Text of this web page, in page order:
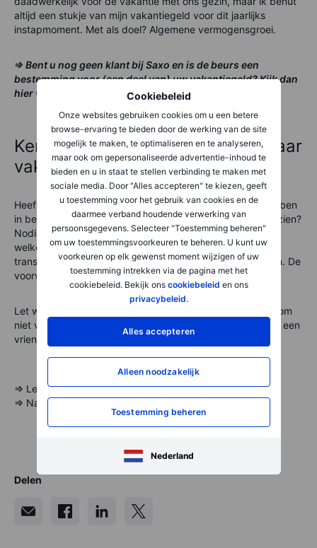
Cookiebeleid
Onze websites gebruiken cookies om u een betere
browse-ervaring te bieden door de werking van de site
mogelijk te maken, te optimaliseren en te analyseren,
maar ook om gepersonaliseerde advertentie-inhoud te
bieden en u in staat te stellen verbinding te maken met
sociale media. Door "Alles accepteren" te kiezen, geeft
u toestemming voor het gebruik van cookies en de
daarmee verband houdende verwerking van
persoonsgegevens. Selecteer "Toestemming beheren"
om uw toestemmingsvoorkeuren te beheren. U kunt uw
voorkeuren op elk gewenst moment wijzigen of uw
toestemming intrekken via de pagina met het
cookiebeleid. Bekijk ons cookiebeleid en ons
privacybeleid.
Alles accepteren
Alleen noodzakelijk
Toestemming beheren
Nederland
altijd een stukje van mijn vakantiegeld voor dit jaarlijks
instapmoment. Met als doel? Algemene vermogensgroei.
=> Bent u nog geen klant bij Saxo en is de beurs een
bestemming voor (een deel van) uw vakantiegeld? Kijk dan
hier welke rekening bij u past!
Kent u iemand anders die (zijn/haar
vakantiegeld) wil beleggen?
Heeft u vrienden, kennisen en/of familie die interesse hebben
in beleggen en het vakantiegeld als goed instapmoment zien?
Nodig ze uit om ook klant te worden van Saxo. Als
welkomstkado ontvangt uw vriend(in) extra
transactiekostentegoed om de (eerste) orders te plaatsen. De
voorwaarden vindt uhier.
Let wel: Beleggen brengt risico's met zich mee en is daarom
niet voor iedereen geschikt. Houd hier rekening mee als u een
vriend(in) introduceert.
=> Lees:Hoe introduceer ik een vriend?
=> Naar
Delen